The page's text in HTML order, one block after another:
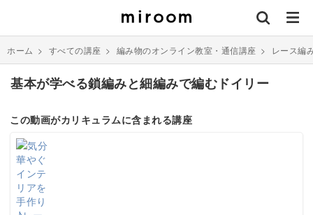
ホーム > すべての講座 > 編み物のオンライン教室・通信講座 > レース編
基本が学べる鎖編みと細編みで編むドイリー
この動画がカリキュラムに含まれる講座